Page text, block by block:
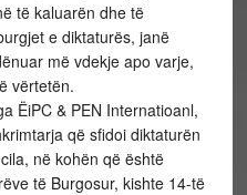
të kaluarën dhe të
e diktaturës, janë
më vdekje apo varje,
vërtetën.
ËiPC & PEN Internatioanl,
që sfidoi diktaturën
në kohën që është
të Burgosur, kishte 14-të